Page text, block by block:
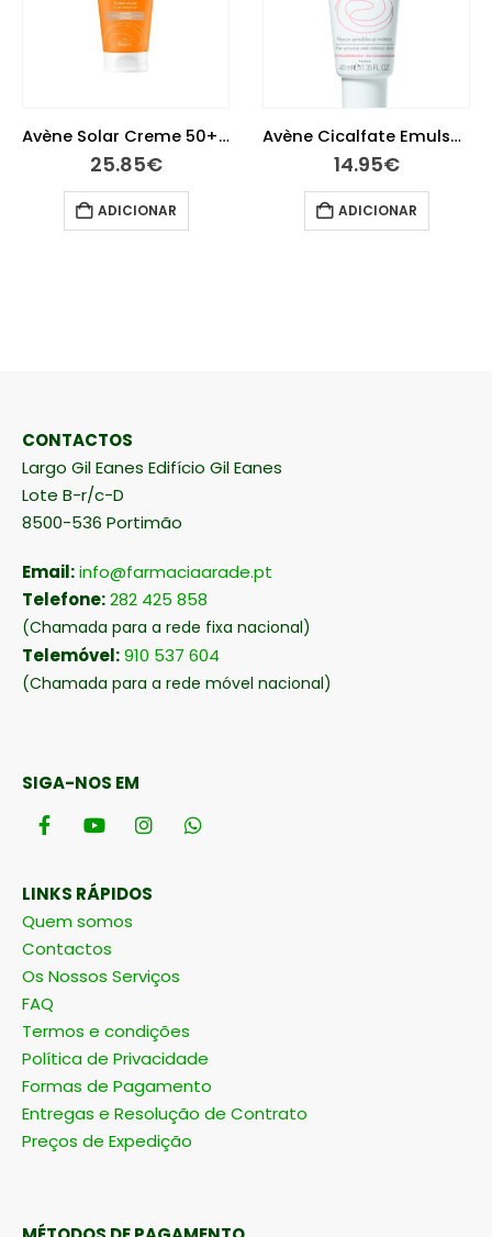
Avène Solar Creme 50+ com Cor 50 ml
25.85€
ADICIONAR
Avène Cicalfate Emulsão 40 ml
14.95€
ADICIONAR
CONTACTOS
Largo Gil Eanes Edifício Gil Eanes
Lote B-r/c-D
8500-536 Portimão
Email:info@farmaciaarade.pt
Telefone:282 425 858
(Chamada para a rede fixa nacional)
Telemóvel:910 537 604
(Chamada para a rede móvel nacional)
SIGA-NOS EM
LINKS RÁPIDOS
Quem somos
Contactos
Os Nossos Serviços
FAQ
Termos e condições
Política de Privacidade
Formas de Pagamento
Entregas e Resolução de Contrato
Preços de Expedição